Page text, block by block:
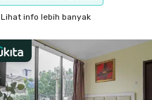
Lihat info lebih banyak